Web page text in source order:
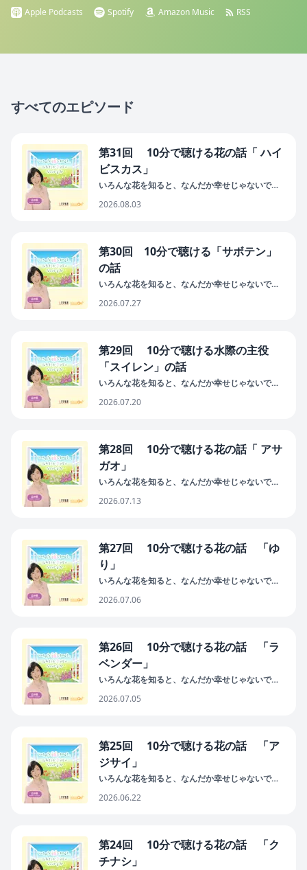
Apple Podcasts
Spotify Amazon Music RSS
すべてのエピソード
第31回 10分で聴ける花の話「 ハイ
ビスカス」
いろんな花を知ると、なんだか幸せじゃないです
2026.08.03
第30回 10分で聴ける「サボテン」
の話
いろんな花を知ると、なんだか幸せじゃないです
2026.07.27
第29回 10分で聴ける水際の主役
「スイレン」の話
いろんな花を知ると、なんだか幸せじゃないです
2026.07.20
第28回 10分で聴ける花の話「 アサ
ガオ」
いろんな花を知ると、なんだか幸せじゃないです
2026.07.13
第27回 10分で聴ける花の話 「ゆ
り」
いろんな花を知ると、なんだか幸せじゃないです
2026.07.06
第26回 10分で聴ける花の話 「ラ
ベンダー」
いろんな花を知ると、なんだか幸せじゃないです
2026.07.05
第25回 10分で聴ける花の話 「ア
ジサイ」
いろんな花を知ると、なんだか幸せじゃないです
2026.06.22
第24回 10分で聴ける花の話 「ク
チナシ」